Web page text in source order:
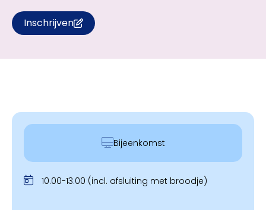
Inschrijven
10.00-13.00 (incl. afsluiting met broodje)
Bijeenkomst